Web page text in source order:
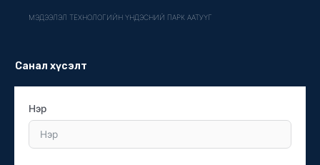
МЭДЭЭЛЭЛ ТЕХНОЛОГИЙН ҮНДЭСНИЙ ПАРК ААТУҮГ
Санал хүсэлт
Нэр